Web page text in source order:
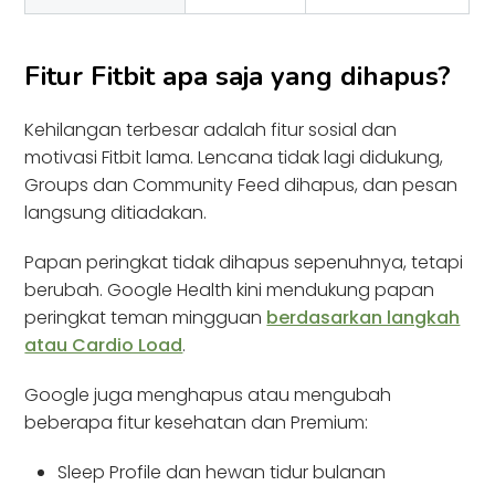
Fitur Fitbit apa saja yang dihapus?
Kehilangan terbesar adalah fitur sosial dan
motivasi Fitbit lama. Lencana tidak lagi didukung,
Groups dan Community Feed dihapus, dan pesan
langsung ditiadakan.
Papan peringkat tidak dihapus sepenuhnya, tetapi
berubah. Google Health kini mendukung papan
peringkat teman mingguan berdasarkan langkah
atau Cardio Load.
Google juga menghapus atau mengubah
beberapa fitur kesehatan dan Premium:
Sleep Profile dan hewan tidur bulanan